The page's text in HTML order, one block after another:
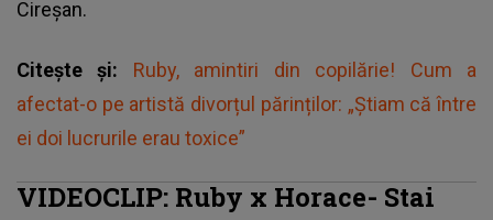
Cireșan.
Citește și: Ruby, amintiri din copilărie! Cum a
afectat-o pe artistă divorțul părinților: „Știam că între
ei doi lucrurile erau toxice”
VIDEOCLIP: Ruby x Horace- Stai